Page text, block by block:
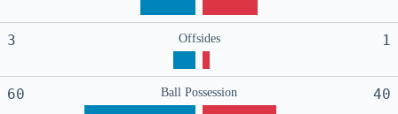
3 Offsides 1
60 Ball Possession 40